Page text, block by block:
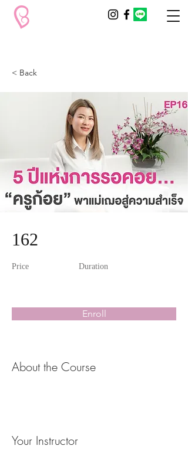
< Back
162
Price Duration
Enroll
About the Course
Your Instructor